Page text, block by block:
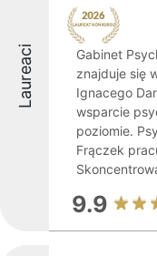
Laureaci
Gabinet
znajduje się
Ignacego
wsparcie
poziomie.
Frączek
9.9